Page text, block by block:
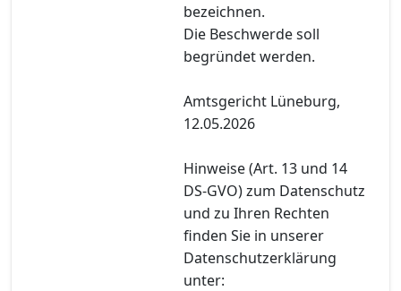
bezeichnen.
Die Beschwerde soll
begründet werden.
Amtsgericht Lüneburg,
12.05.2026
Hinweise (Art. 13 und 14
DS-GVO) zum Datenschutz
und zu Ihren Rechten
finden Sie in unserer
Datenschutzerklärung
unter: